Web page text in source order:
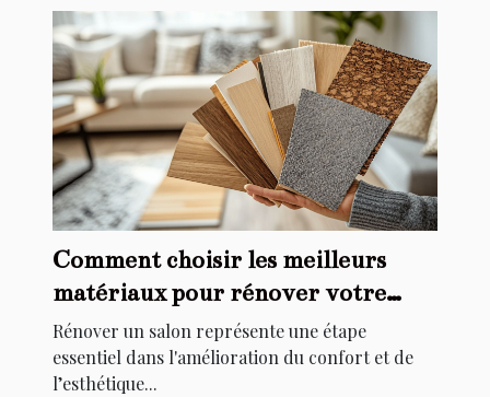
Comment choisir les meilleurs
matériaux pour rénover votre
salon
Rénover un salon représente une étape
essentiel dans l'amélioration du confort et de
l’esthétique...